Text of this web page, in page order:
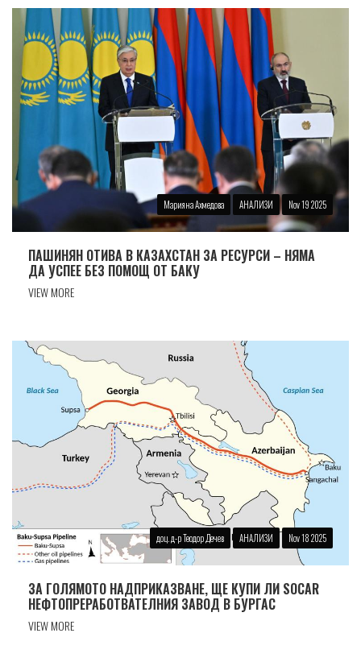
Марияна Ахмедова АНАЛИЗИ Nov 19 2025
ПАШИНЯН ОТИВА В КАЗАХСТАН ЗА РЕСУРСИ – НЯМА
ДА УСПЕЕ БЕЗ ПОМОЩ ОТ БАКУ
VIEW MORE
доц. д-р Теодор Дечев АНАЛИЗИ Nov 18 2025
ЗА ГОЛЯМОТО НАДПРИКАЗВАНЕ, ЩЕ КУПИ ЛИ SOCAR
НЕФТОПРЕРАБОТВАТЕЛНИЯ ЗАВОД В БУРГАС
VIEW MORE